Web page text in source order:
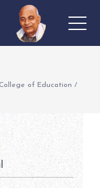
of Education /